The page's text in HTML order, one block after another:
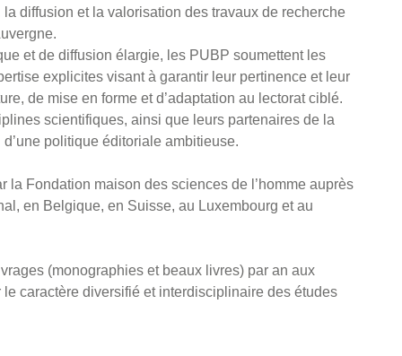
diffusion et la valorisation des travaux de recherche
et de diffusion élargie, les PUBP soumettent les
explicites visant à garantir leur pertinence et leur
de mise en forme et d’adaptation au lectorat ciblé.
scientifiques, ainsi que leurs partenaires de la
politique éditoriale ambitieuse.
Fondation maison des sciences de l’homme auprès
en Belgique, en Suisse, au Luxembourg et au
(monographies et beaux livres) par an aux
caractère diversifié et interdisciplinaire des études